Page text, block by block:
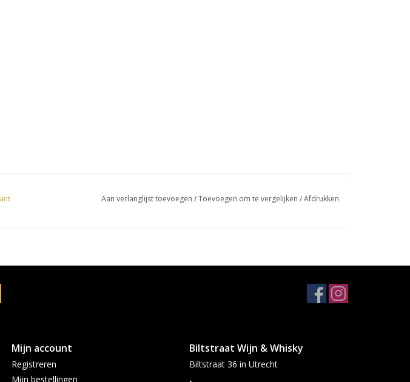
Aan verlanglijst toevoegen /Toevoegen om te vergelijken /Afdrukken
Mijn account
Registreren
Mijn bestellingen
Biltstraat Wijn & Whisky
Biltstraat 36 in Utrecht